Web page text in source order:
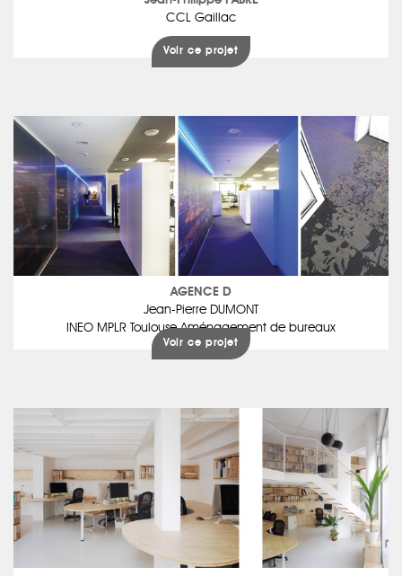
CCL Gaillac
Voir ce projet
AGENCE D
Jean-Pierre DUMONT
INEO MPLR Toulouse Aménagement de bureaux
Voir ce projet